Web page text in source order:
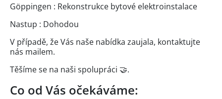
Göppingen : Rekonstrukce bytové elektroinstalace
Nastup : Dohodou
V případě, že Vás naše nabídka zaujala, kontaktujte
nás mailem.
Těšíme se na naši spolupráci 🤝.
Co od Vás očekáváme: